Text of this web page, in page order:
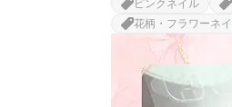
ピンクネイル
花柄・フラワーネ